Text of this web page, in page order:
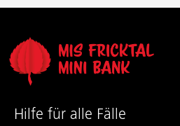
Hilfe für alle Fälle